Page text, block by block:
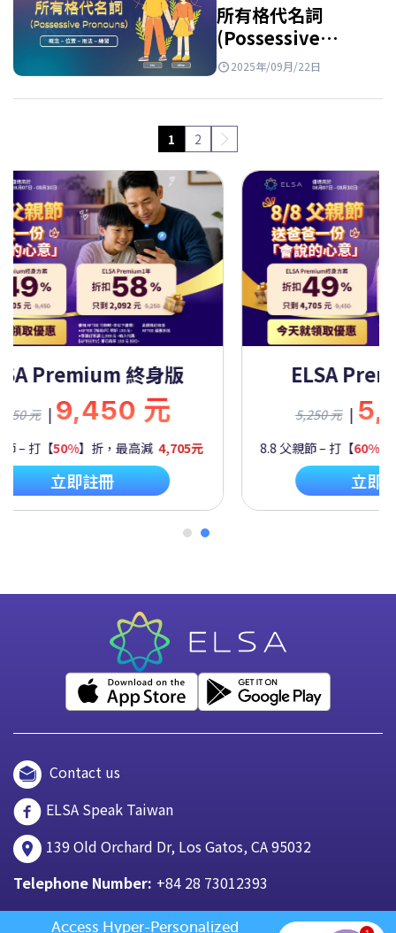
所有格代名詞
(Possessive
Pronouns): 用法、
2025年/09月/22日
1 2
Premium 一年
|5,250 元
【60% 】折，最高減2,092元
立即註冊
ELSA Premium
9,450 元 |
8.8 父親節 – 打【50% 】折，
立即註冊
Contact us
ELSA Speak Taiwan
139 Old Orchard Dr, Los Gatos, CA 95032
Telephone Number: +84 28 73012393
Access Hyper-Personalized